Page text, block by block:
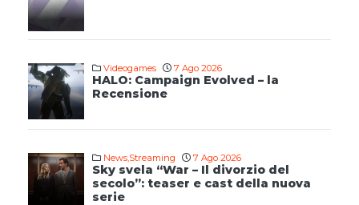
Videogames 7 Ago 2026
HALO: Campaign Evolved – la
Recensione
News,Streaming 7 Ago 2026
Sky svela “War – Il divorzio del
secolo”: teaser e cast della nuova
serie